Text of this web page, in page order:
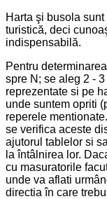
Harta şi busola
turistică, deci
indispensabilă.
Pentru
spre N; se aleg 2 -
reprezentate si pe
unde suntem opriti
reperele
se verifica aceste
ajutorul tablelor si
la întâlnirea lor.
cu masuratorile
unde va aflati
directia în care